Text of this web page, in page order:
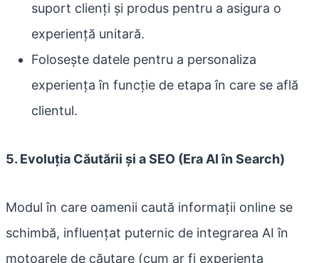
suport clienți și produs pentru a asigura o
experiență unitară.
Folosește datele pentru a personaliza
experiența în funcție de etapa în care se află
clientul.
5. Evoluția Căutării și a SEO (Era AI în Search)
Modul în care oamenii caută informații online se
schimbă, influențat puternic de integrarea AI în
motoarele de căutare (cum ar fi experiența